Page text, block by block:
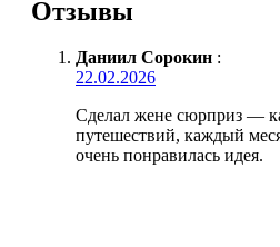
Отзывы
Даниил Сорокин :
22.02.2026
Сделал жене сюрприз —
путешествий, каждый
очень понравилась идея.